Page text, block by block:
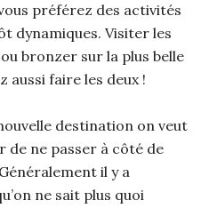
préférez des activités
dynamiques. Visiter les
bronzer sur la plus belle
aussi faire les deux !
destination on veut
ne passer à côté de
il y a
ne sait plus quoi